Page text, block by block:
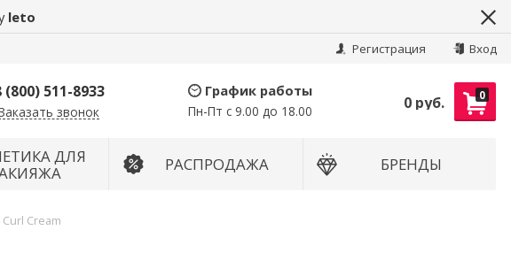
leto
Регистрация Вход
(800) 511-8933
звонок
График работы
Пн-Пт с 9.00 до 18.00
0
0 руб.
ДЛЯ
РАСПРОДАЖА БРЕНДЫ
Cream